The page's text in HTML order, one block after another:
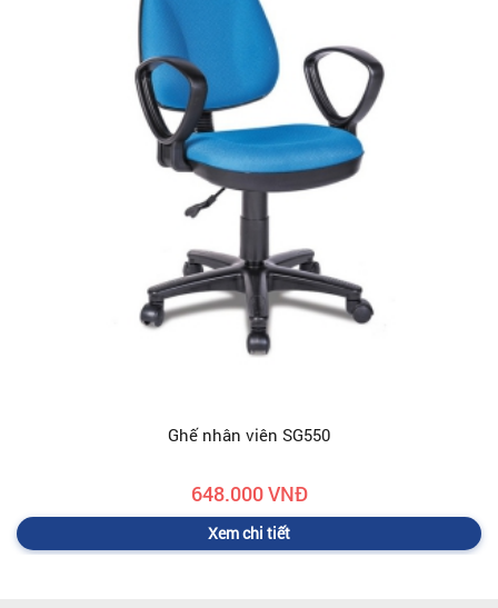
Ghế nhân viên SG550
648.000 VNĐ
Xem chi tiết